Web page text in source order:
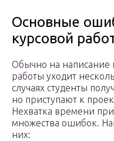
Основные
курсовой
Обычно на написание
работы уходит
случаях студенты
но приступают к
Нехватка времени
множества ошибок.
них: